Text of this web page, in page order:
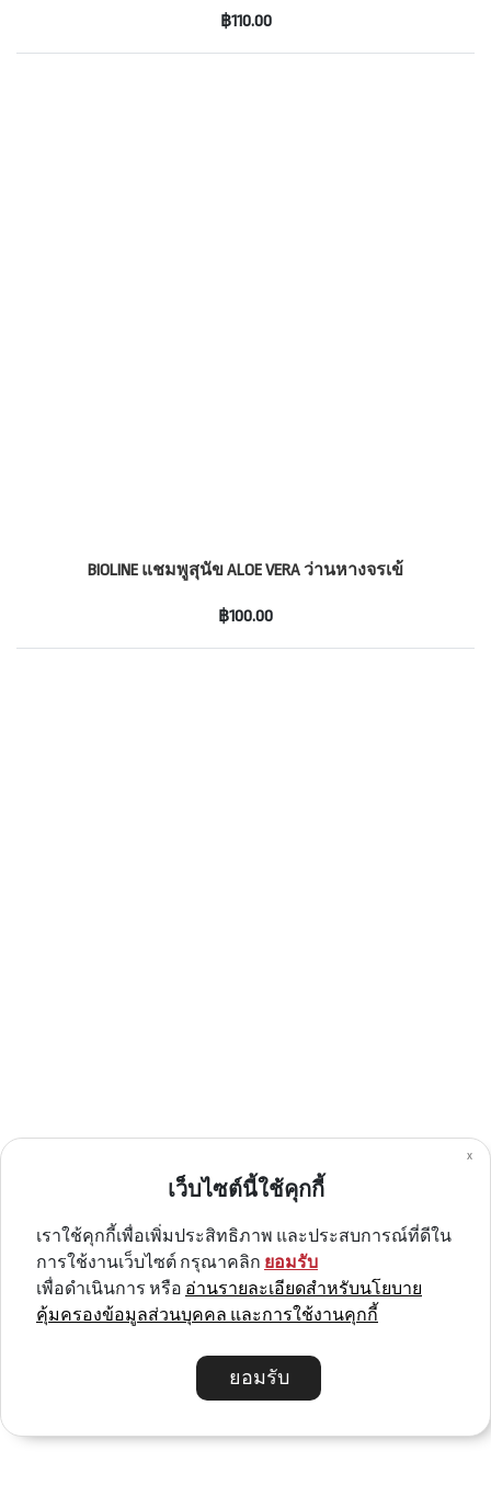
x
เว็บไซต์นี้ใช้คุกกี้
เราใช้คุกกี้เพื่อเพิ่มประสิทธิภาพ และประสบการณ์ที่ดีใน
การใช้งานเว็บไซต์ กรุณาคลิก ยอมรับ
เพื่อดำเนินการ หรือ อ่านรายละเอียดสำหรับนโยบาย
คุ้มครองข้อมูลส่วนบุคคล และการใช้งานคุกกี้
ยอมรับ
฿110.00
BIOLINE แชมพูสุนัข ALOE VERA ว่านหางจรเข้
฿100.00